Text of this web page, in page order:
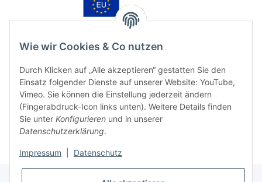
129,00 €*
Artikel 1 - 1 von 1
Wie wir Cookies & Co nutzen
Durch Klicken auf „Alle akzeptieren“ gestatten Sie den
Einsatz folgender Dienste auf unserer Website: YouTube,
Vimeo. Sie können die Einstellung jederzeit ändern
(Fingerabdruck-Icon links unten). Weitere Details finden
Sie unter Konfigurieren und in unserer
Datenschutzerklärung.
Impressum Datenschutz